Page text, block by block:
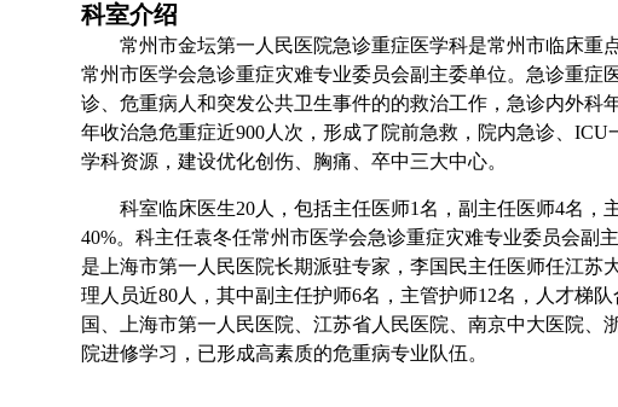
科室介绍
常州市金坛第一人民医院急诊重症医学科是常州市临床重
常州市医学会急诊重症灾难专业委员会副主委单位。急诊重症
诊、危重病人和突发公共卫生事件的的救治工作，急诊内外科
年收治急危重症近900人次，形成了院前急救，院内急诊、ICU
学科资源，建设优化创伤、胸痛、卒中三大中心。
科室临床医生20人，包括主任医师1名，副主任医师4名，
40%。科主任袁冬任常州市医学会急诊重症灾难专业委员会副
是上海市第一人民医院长期派驻专家，李国民主任医师任江苏
理人员近80人，其中副主任护师6名，主管护师12名，人才梯
国、上海市第一人民医院、江苏省人民医院、南京中大医院、
院进修学习，已形成高素质的危重病专业队伍。